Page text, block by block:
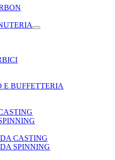
BUFFETTERIA
CASTING
SPINNING